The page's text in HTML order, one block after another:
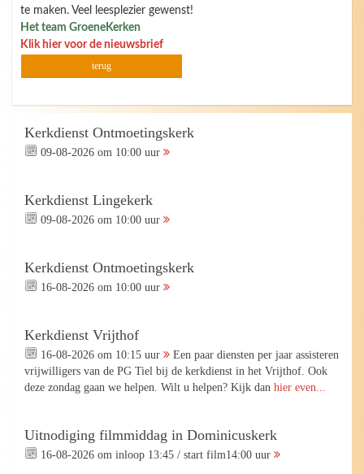
te maken. Veel leesplezier gewenst!
Het team GroeneKerken
Klik hier voor de nieuwsbrief
terug
Kerkdienst Ontmoetingskerk
09-08-2026 om 10:00 uur
Kerkdienst Lingekerk
09-08-2026 om 10:00 uur
Kerkdienst Ontmoetingskerk
16-08-2026 om 10:00 uur
Kerkdienst Vrijthof
16-08-2026 om 10:15 uur
Een paar diensten per jaar assisteren
vrijwilligers van de PG Tiel bij de kerkdienst in het Vrijthof. Ook
deze zondag gaan we helpen. Wilt u helpen? Kijk dan hier even...
Uitnodiging filmmiddag in Dominicuskerk
16-08-2026 om inloop 13:45 / start film14:00 uur